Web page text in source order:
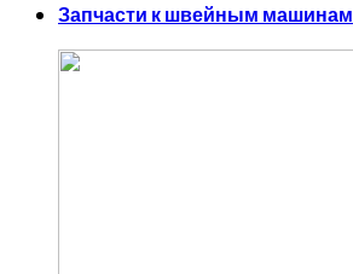
Запчасти к швейным машинам